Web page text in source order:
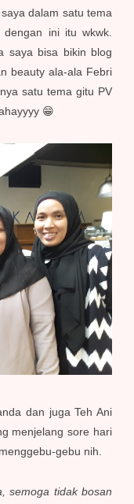
saya dalam satu tema
ini itu wkwk.
saya bisa bikin blog
beauty ala-ala Febri
satu tema gitu PV
😁
dan juga Teh Ani
menjelang sore hari
gebu nih.
semoga tidak bosan